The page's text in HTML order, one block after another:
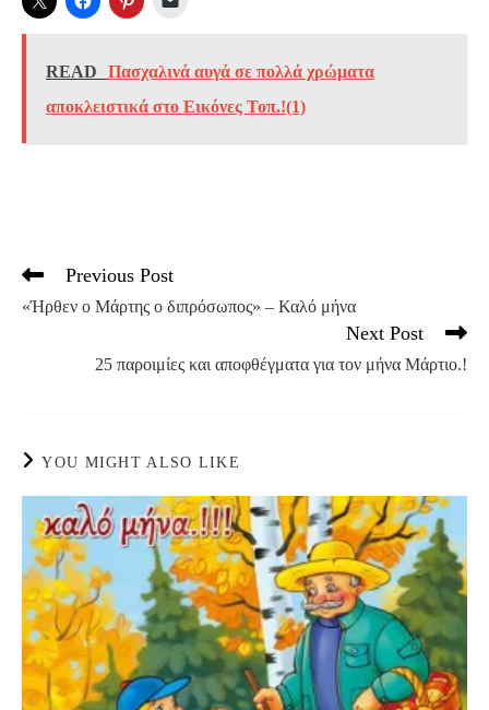
READ
Πασχαλινά αυγά σε πολλά χρώματα
αποκλειστικά στο Εικόνες Τοπ.!(1)
Read
articles
Previous Post
«Ήρθεν ο Μάρτης ο διπρόσωπος» – Καλό μήνα
Next Post
25 παροιμίες και αποφθέγματα για τον μήνα Μάρτιο.!
YOU MIGHT ALSO LIKE